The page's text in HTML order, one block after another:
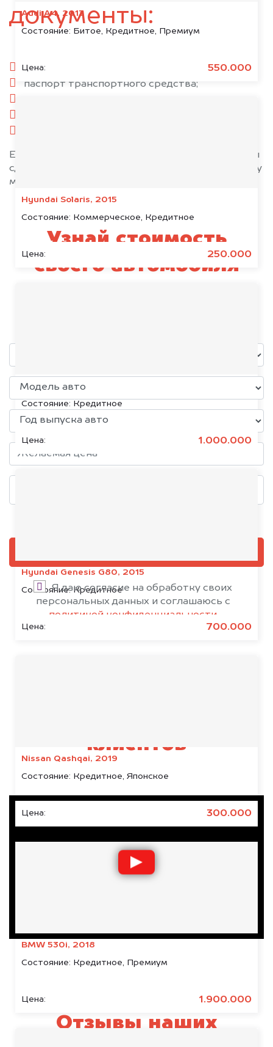
Audi A4, 2013
Состояние: Битое, Кредитное, Премиум
Цена: 550.000
Hyundai Solaris, 2015
Состояние: Коммерческое, Кредитное
Цена: 250.000
KIA K5, 2020
Состояние: Кредитное
Цена: 1.000.000
Hyundai Genesis G80, 2015
Состояние:Кредитное
Цена: 700.000
Nissan Qashqai, 2019
Состояние: Кредитное, Японское
Цена: 300.000
BMW 530i, 2018
Состояние: Кредитное, Премиум
Цена: 1.900.000
документы:
паспорт гражданина РФ;
паспорт транспортного средства;
Если у вас нет всех документов, то наши юристы
сделают всё возможное, чтобы оформить сделку
максимально быстро!
Узнай стоимость
своего автомобиля
Я даю согласие на обработку своих
персональных данных и соглашаюсь с
политикой конфиденциальности
клиентов
Отзывы наших